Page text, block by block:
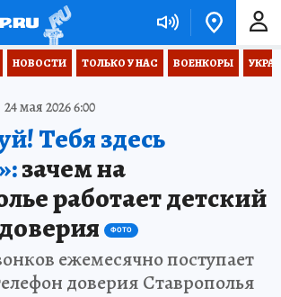
НОВОСТИ ТОЛЬКО У НАС ВОЕНКОРЫ
24 мая 2026 6:00
Тебя здесь
зачем на
работает детский
ФОТО
ежемесячно поступает
доверия Ставрополья